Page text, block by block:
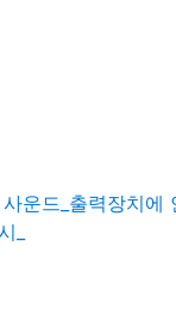
운드_출력장치에